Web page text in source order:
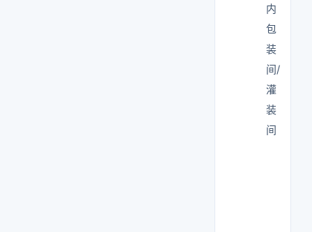
内
包
装
间/
灌
装
间